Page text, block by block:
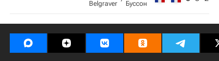
Belgraver
Буссон